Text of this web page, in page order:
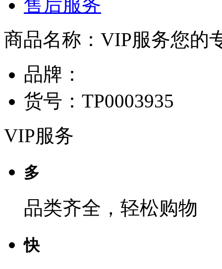
售后服务
商品名称： VIP服务您的
品牌：
货号： TP0003935
VIP服务
多
品类齐全，轻松购物
快